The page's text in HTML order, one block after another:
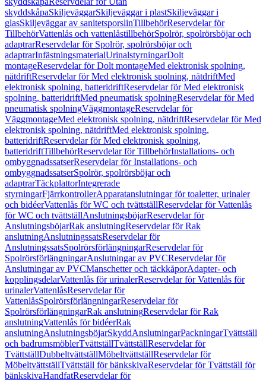
skyddskåpaSkiljeväggarSkiljeväggar i plastSkiljeväggar i
glasSkiljeväggar av sanitetsporslinTillbehörReservdelar för
TillbehörVattenlås och vattenlåstillbehörSpolrör, spolrörsböjar och
adaptrarReservdelar för Spolrör, spolrörsböjar och
adaptrarInfästningsmaterialUrinalstyrningarDolt
montageReservdelar för Dolt montageMed elektronisk spolning,
nätdriftReservdelar för Med elektronisk spolning, nätdriftMed
elektronisk spolning, batteridriftReservdelar för Med elektronisk
spolning, batteridriftMed pneumatisk spolningReservdelar för Med
pneumatisk spolningVäggmontageReservdelar för
VäggmontageMed elektronisk spolning, nätdriftReservdelar för Med
elektronisk spolning, nätdriftMed elektronisk spolning,
batteridriftReservdelar för Med elektronisk spolning,
batteridriftTillbehörReservdelar för TillbehörInstallations- och
ombyggnadssatserReservdelar för Installations- och
ombyggnadssatserSpolrör, spolrörsböjar och
adaptrarTäckplattorIntegrerade
styrningarFjärrkontrollerApparatanslutningar för toaletter, urinaler
och bidéerVattenlås för WC och tvättställReservdelar för Vattenlås
för WC och tvättställAnslutningsböjarReservdelar för
AnslutningsböjarRak anslutningReservdelar för Rak
anslutningAnslutningssatsReservdelar för
AnslutningssatsSpolrörsförlängningarReservdelar för
SpolrörsförlängningarAnslutningar av PVCReservdelar för
Anslutningar av PVCManschetter och täckkåporAdapter- och
kopplingsdelarVattenlås för urinalerReservdelar för Vattenlås för
urinalerVattenlåsReservdelar för
VattenlåsSpolrörsförlängningarReservdelar för
SpolrörsförlängningarRak anslutningReservdelar för Rak
anslutningVattenlås för bidéerRak
anslutningAnslutningsböjarSkyddAnslutningarPackningarTvättställ
och badrumsmöblerTvättställTvättställReservdelar för
TvättställDubbeltvättställMöbeltvättställReservdelar för
MöbeltvättställTvättställ för bänkskivaReservdelar för Tvättställ för
bänkskivaHandfatReservdelar för